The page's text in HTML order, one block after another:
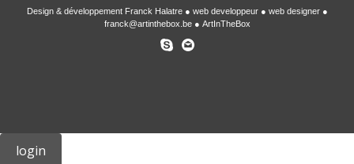
Design & développement Franck Halatre web developpeur
web designer
franck@artinthebox.be
ArtInTheBox
login